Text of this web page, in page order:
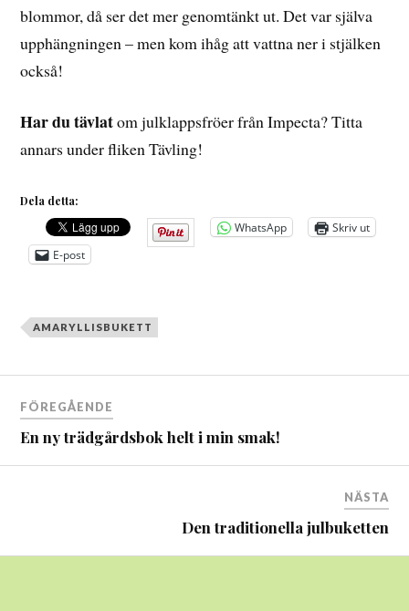
blommor, då ser det mer genomtänkt ut. Det var själva
upphängningen – men kom ihåg att vattna ner i stjälken
också!
Har du tävlatom julklappsfröer från Impecta? Titta
annars under fliken Tävling!
Dela detta:
WhatsApp
Skriv ut
E-post
AMARYLLISBUKETT
Inläggsnavigering
FÖREGÅENDE
En ny trädgårdsbok helt i min smak!
NÄSTA
Den traditionella julbuketten